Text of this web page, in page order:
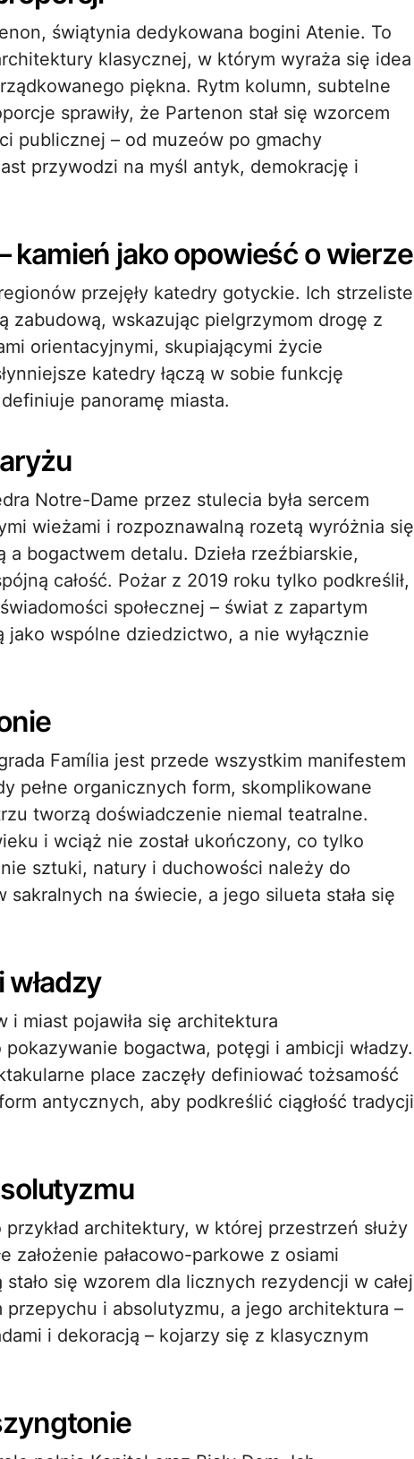
świątynia dedykowana bogini Atenie. To
klasycznej, w którym wyraża się idea
piękna. Rytm kolumn, subtelne
sprawiły, że Partenon stał się wzorcem
publicznej – od muzeów po gmachy
przywodzi na myśl antyk, demokrację i
kamień jako opowieść o wierze
przejęły katedry gotyckie. Ich strzeliste
zabudową, wskazując pielgrzymom drogę z
orientacyjnymi, skupiającymi życie
katedry łączą w sobie funkcję
panoramę miasta.
Notre-Dame przez stulecia była sercem
wieżami i rozpoznawalną rozetą wyróżnia się
bogactwem detalu. Dzieła rzeźbiarskie,
całość. Pożar z 2019 roku tylko podkreślił,
społecznej – świat z zapartym
wspólne dziedzictwo, a nie wyłącznie
Família jest przede wszystkim manifestem
pełne organicznych form, skomplikowane
tworzą doświadczenie niemal teatralne.
i wciąż nie został ukończony, co tylko
sztuki, natury i duchowości należy do
na świecie, a jego silueta stała się
miast pojawiła się architektura
bogactwa, potęgi i ambicji władzy.
place zaczęły definiować tożsamość
antycznych, aby podkreślić ciągłość tradycji
architektury, w której przestrzeń służy
założenie pałacowo-parkowe z osiami
się wzorem dla licznych rezydencji w całej
i absolutyzmu, a jego architektura –
i dekoracją – kojarzy się z klasycznym